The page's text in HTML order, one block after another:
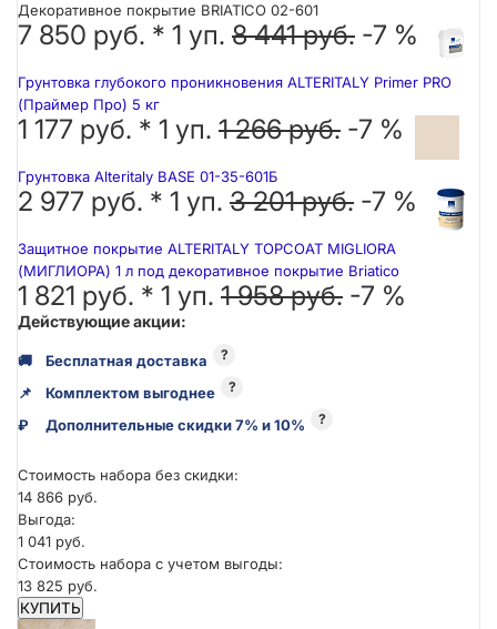
Декоративное покрытие BRIATICO 02-601
7 850 руб. * 1 уп. 8 441 руб. -7 %
Грунтовка глубокого проникновения ALTERITALY Primer PRO
(Праймер Про) 5 кг
1 177 руб. * 1 уп. 1 266 руб. -7 %
Грунтовка Alteritaly BASE 01-35-601Б
2 977 руб. * 1 уп. 3 201 руб. -7 %
Защитное покрытие ALTERITALY TOPCOAT MIGLIORA
(МИГЛИОРА) 1 л под декоративное покрытие Briatico
1 821 руб. * 1 уп. 1 958 руб. -7 %
Действующие акции:
🚚 Бесплатная доставка ?
📌 Комплектом выгоднее ?
₽ Дополнительные скидки 7% и 10% ?
Стоимость набора без скидки:
14 866 руб.
Выгода:
1 041 руб.
Стоимость набора с учетом выгоды:
13 825 руб.
КУПИТЬ